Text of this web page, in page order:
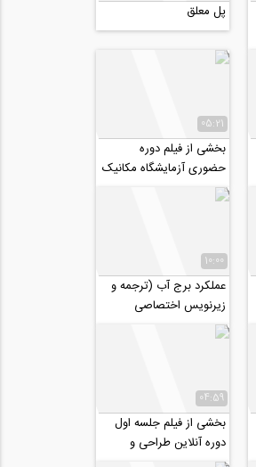
پل معلق
05:21
بخشی از فیلم دوره
حضوری آزمایشگاه مکانیک
خاک و ژئوتکنیک
(آزمایشگاهی _ عملیاتی)
10:00
عملکرد برج آب (ترجمه و
زیرنویس اختصاصی
موسسه ۸۰۸)
04:59
بخشی از فیلم جلسه اول
دوره آنلاین طراحی و
نظارت تاسیسات مکانیکی